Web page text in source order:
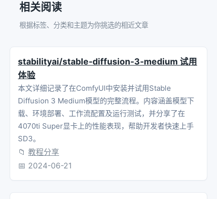
相关阅读
根据标签、分类和主题为你挑选的相近文章
stabilityai/stable-diffusion-3-medium 试用
体验
本文详细记录了在ComfyUI中安装并试用Stable
Diffusion 3 Medium模型的完整流程。内容涵盖模型下
载、环境部署、工作流配置及运行测试，并分享了在
4070ti Super显卡上的性能表现，帮助开发者快速上手
SD3。
📁 教程分享
📅 2024-06-21